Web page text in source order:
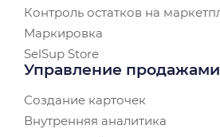
Контроль остатков на
Маркировка
SelSup Store
Управление продажами
Создание карточек
Внутренняя аналитика